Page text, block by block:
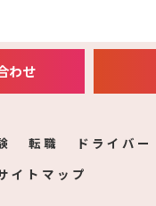
わせ
転職 ドライバー
イトマップ